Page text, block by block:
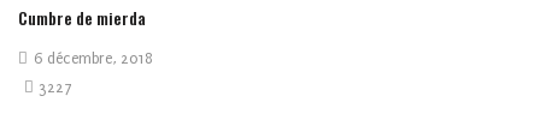
Cumbre de mierda
6 décembre, 2018
3227